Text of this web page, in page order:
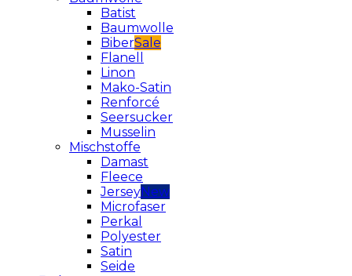
Batist
Baumwolle
Biber
Flanell
Linon
Mako-Satin
Renforcé
Seersucker
Musselin
Mischstoffe
Damast
Fleece
Jersey
Microfaser
Perkal
Polyester
Satin
Seide